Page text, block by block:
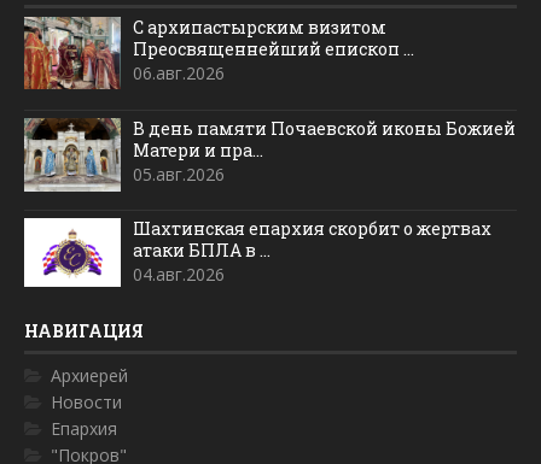
С архипастырским визитом
Преосвященнейший епископ ...
06.авг.2026
В день памяти Почаевской иконы Божией
Матери и пра...
05.авг.2026
Шахтинская епархия скорбит о жертвах
атаки БПЛА в ...
04.авг.2026
НАВИГАЦИЯ
Архиерей
Новости
Епархия
"Покров"